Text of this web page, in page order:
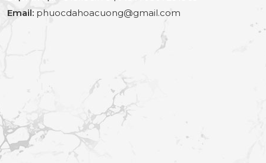
Email: phuocdahoacuong@gmail.com